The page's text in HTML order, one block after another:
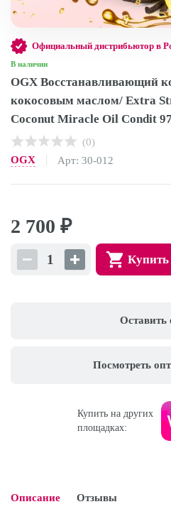
Оставить
Посмотреть
Купить на других
площадках:
Официальный дистрибьютор в
В наличии
OGX Восстанавливающий
кокосовым маслом/ Extra
Coconut Miracle Oil Condit
(0)
OGX
Арт: 30-012
2 700 ₽
Купить
Описание Отзывы